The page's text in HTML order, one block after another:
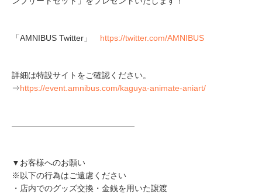
「AMNIBUS Twitter」 https://twitter.com/AMNIBUS
詳細は特設サイトをご確認ください。
⇒https://event.amnibus.com/kaguya-animate-aniart/
―――――――――――――――
▼お客様へのお願い
※以下の行為はご遠慮ください
・店内でのグッズ交換・金銭を用いた譲渡